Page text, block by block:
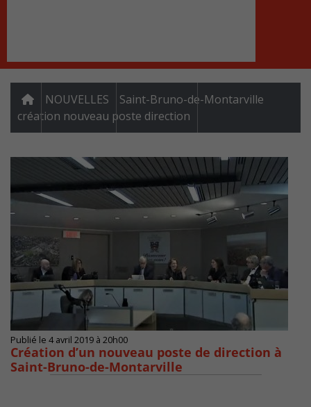
NOUVELLES
Saint-Bruno-de-Montarville
création nouveau poste direction
Publié le 4 avril 2019 à 20h00
Création d’un nouveau poste de direction à
Saint-Bruno-de-Montarville